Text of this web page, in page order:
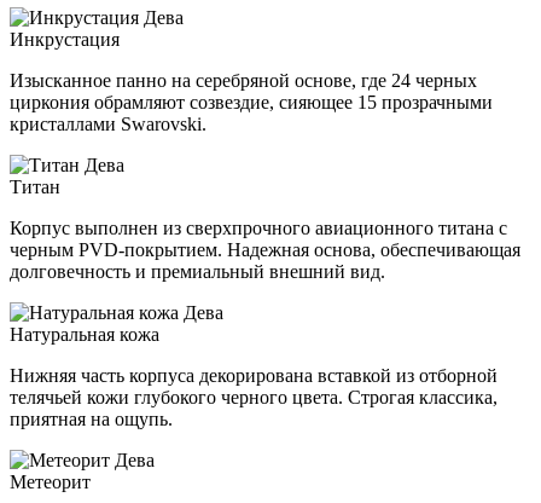
Инкрустация
Изысканное панно на серебряной основе, где 24 черных
циркония обрамляют созвездие, сияющее 15 прозрачными
кристаллами Swarovski.
Титан
Корпус выполнен из сверхпрочного авиационного титана с
черным PVD-покрытием. Надежная основа, обеспечивающая
долговечность и премиальный внешний вид.
Натуральная кожа
Нижняя часть корпуса декорирована вставкой из отборной
телячьей кожи глубокого черного цвета. Строгая классика,
приятная на ощупь.
Метеорит